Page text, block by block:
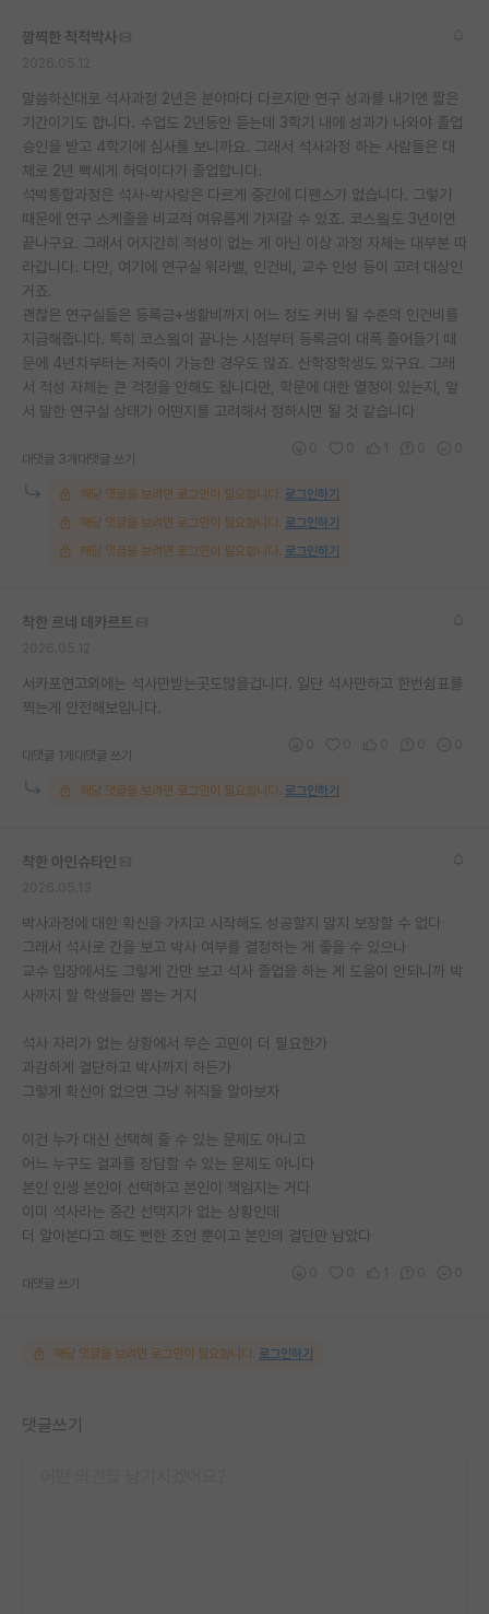
재팬라운지 🌸
깜찍한 척척박사
말씀하신대로 석사과정 2년은 분야마다 다르지만 연구 성과를 내기엔 짧은
기간이기도 합니다. 수업도 2년동안 듣는데 3학기 내에 성과가 나와야 졸업
승인을 받고 4학기에 심사를 보니까요. 그래서 석사과정 하는 사람들은 대
체로 2년 빡세게 허덕이다가 졸업합니다.
석박통합과정은 석사-박사랑은 다르게 중간에 디펜스가 없습니다. 그렇기
때문에 연구 스케줄을 비교적 여유롭게 가져갈 수 있죠. 코스웤도 3년이면
끝나구요. 그래서 어지간히 적성이 없는 게 아닌 이상 과정 자체는 대부분 따
라갑니다. 다만, 여기에 연구실 워라밸, 인건비, 교수 인성 등이 고려 대상인
거죠.
괜찮은 연구실들은 등록금+생활비까지 어느 정도 커버 될 수준의 인건비를
지급해줍니다. 특히 코스웤이 끝나는 시점부터 등록금이 대폭 줄어들기 때
문에 4년차부터는 저축이 가능한 경우도 많죠. 산학장학생도 있구요. 그래
서 적성 자체는 큰 걱정을 안해도 됩니다만, 학문에 대한 열정이 있는지, 앞
서 말한 연구실 상태가 어떤지를 고려해서 정하시면 될 것 같습니다
대댓글 3개 대댓글 쓰기
해당 댓글을 보려면 로그인이 필요합니다. 로그인하기
해당 댓글을 보려면 로그인이 필요합니다. 로그인하기
해당 댓글을 보려면 로그인이 필요합니다. 로그인하기
착한 르네 데카르트
서카포연고외에는 석사만받는곳도많을겁니다. 일단 석사만하고 한번쉼표를
찍는게 안전해보입니다.
대댓글 1개 대댓글 쓰기
해당 댓글을 보려면 로그인이 필요합니다. 로그인하기
착한 아인슈타인
박사과정에 대한 확신을 가지고 시작해도 성공할지 말지 보장할 수 없다
그래서 석사로 간을 보고 박사 여부를 결정하는 게 좋을 수 있으나
교수 입장에서도 그렇게 간만 보고 석사 졸업을 하는 게 도움이 안되니까 박
사까지 할 학생들만 뽑는 거지
석사 자리가 없는 상황에서 무슨 고민이 더 필요한가
과감하게 결단하고 박사까지 하든가
그렇게 확신이 없으면 그냥 취직을 알아보자
이건 누가 대신 선택해 줄 수 있는 문제도 아니고
어느 누구도 결과를 장담할 수 있는 문제도 아니다
본인 인생 본인이 선택하고 본인이 책임지는 거다
이미 석사라는 중간 선택지가 없는 상황인데
더 알아본다고 해도 뻔한 조언 뿐이고 본인의 결단만 남았다
대댓글 쓰기
해당 댓글을 보려면 로그인이 필요합니다. 로그인하기
댓글쓰기